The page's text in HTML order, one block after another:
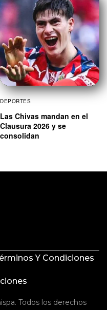
DEPORTES
Las Chivas mandan en el
Clausura 2026 y se
consolidan
Y Condiciones
Todos los derechos